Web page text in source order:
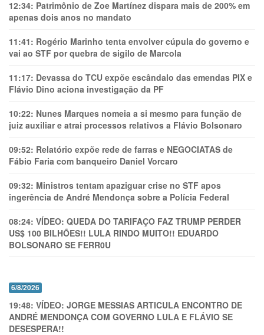
12:34: Patrimônio de Zoe Martínez dispara mais de 200% em
apenas dois anos no mandato
11:41: Rogério Marinho tenta envolver cúpula do governo e
vai ao STF por quebra de sigilo de Marcola
11:17: Devassa do TCU expõe escândalo das emendas PIX e
Flávio Dino aciona investigação da PF
10:22: Nunes Marques nomeia a si mesmo para função de
juiz auxiliar e atrai processos relativos a Flávio Bolsonaro
09:52: Relatório expõe rede de farras e NEGOCIATAS de
Fábio Faria com banqueiro Daniel Vorcaro
09:32: Ministros tentam apaziguar crise no STF apos
ingerência de André Mendonça sobre a Polícia Federal
08:24: VÍDEO: QUEDA DO TARIFAÇO FAZ TRUMP PERDER
US$ 100 BILHÕES!! LULA RINDO MUITO!! EDUARDO
BOLSONARO SE FERR0U
6/8/2026
19:48: VÍDEO: JORGE MESSIAS ARTICULA ENCONTRO DE
ANDRÉ MENDONÇA COM GOVERNO LULA E FLÁVIO SE
DESESPERA!!